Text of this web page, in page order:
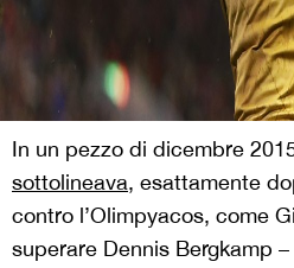
In un pezzo di dicembre
sottolineava, esattamente
contro l’Olimpyacos, come
superare Dennis Bergkamp